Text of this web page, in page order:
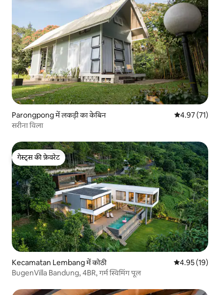
Parongpong में लकड़ी का केबिन औसत रेटिंग 5 में
4.97 (71)
सरीना विला
गेस्ट्स की फ़ेवरेट
गेस्ट्स की फ़ेवरेट
Kecamatan Lembang में कोठी औसत रेटिंग 5 में
4.95 (19)
BugenVilla Bandung, 4BR, गर्म स्विमिंग पूल